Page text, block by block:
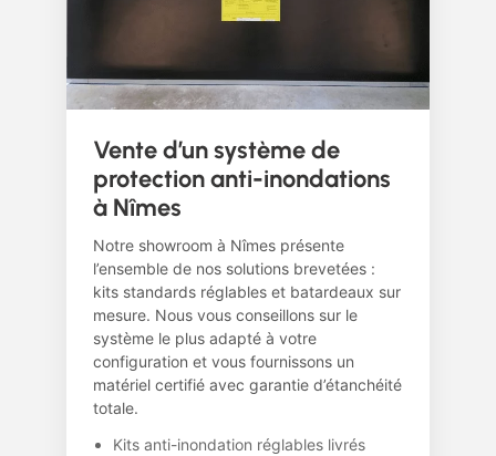
Vente d’un système de
protection anti-inondations
à Nîmes
Notre showroom à Nîmes présente
l’ensemble de nos solutions brevetées :
kits standards réglables et batardeaux sur
mesure. Nous vous conseillons sur le
système le plus adapté à votre
configuration et vous fournissons un
matériel certifié avec garantie d’étanchéité
totale.
Kits anti-inondation réglables livrés